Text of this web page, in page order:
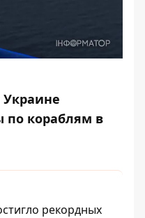
по кораблям в
рекордных